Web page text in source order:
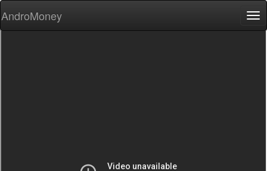
AndroMoney